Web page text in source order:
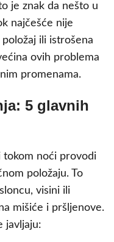
je znak da nešto u
najčešće nije
ili istrošena
ovih problema
promenama.
5 glavnih
tokom noći provodi
položaju. To
visini ili
mišiće i pršljenove.
javljaju: